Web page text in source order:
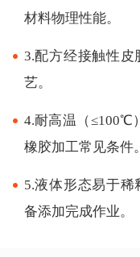
材料物理性能。
3.配方经接触性皮
艺。
4.耐高温（≤100℃
橡胶加工常见条件。
5.液体形态易于
备添加完成作业。